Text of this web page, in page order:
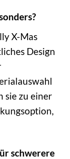
X-Mas
Design
sie zu einer
schwerere